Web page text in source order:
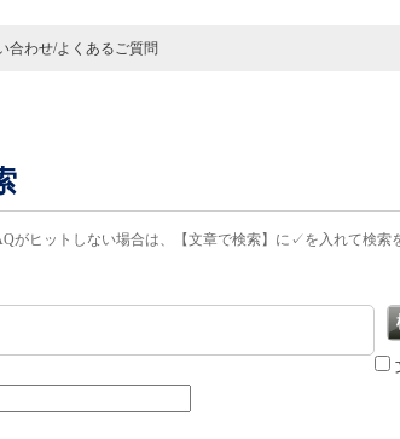
がヒットしない場合は、【文章で検索】に✓を入れて検索